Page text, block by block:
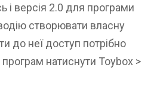
і версія 2.0 для програми
створювати власну
до неї доступ потрібно
програм натиснути Toybox >